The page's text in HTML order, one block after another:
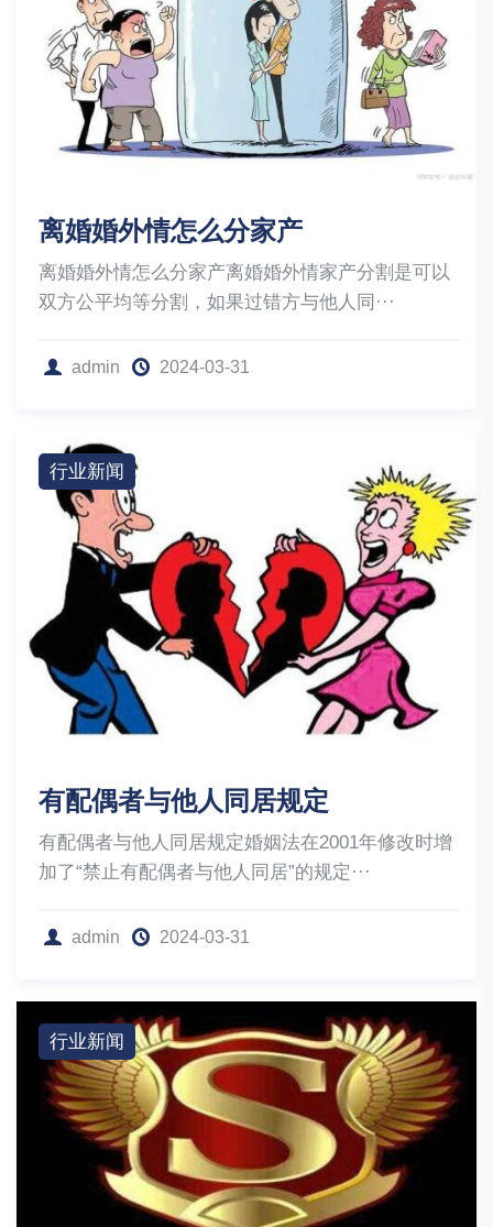
离婚婚外情怎么分家产
离婚婚外情怎么分家产离婚婚外情家产分割是可以
双方公平均等分割，如果过错方与他人同···
admin 2024-03-31
行业新闻
有配偶者与他人同居规定
有配偶者与他人同居规定婚姻法在2001年修改时增
加了“禁止有配偶者与他人同居”的规定···
admin 2024-03-31
行业新闻